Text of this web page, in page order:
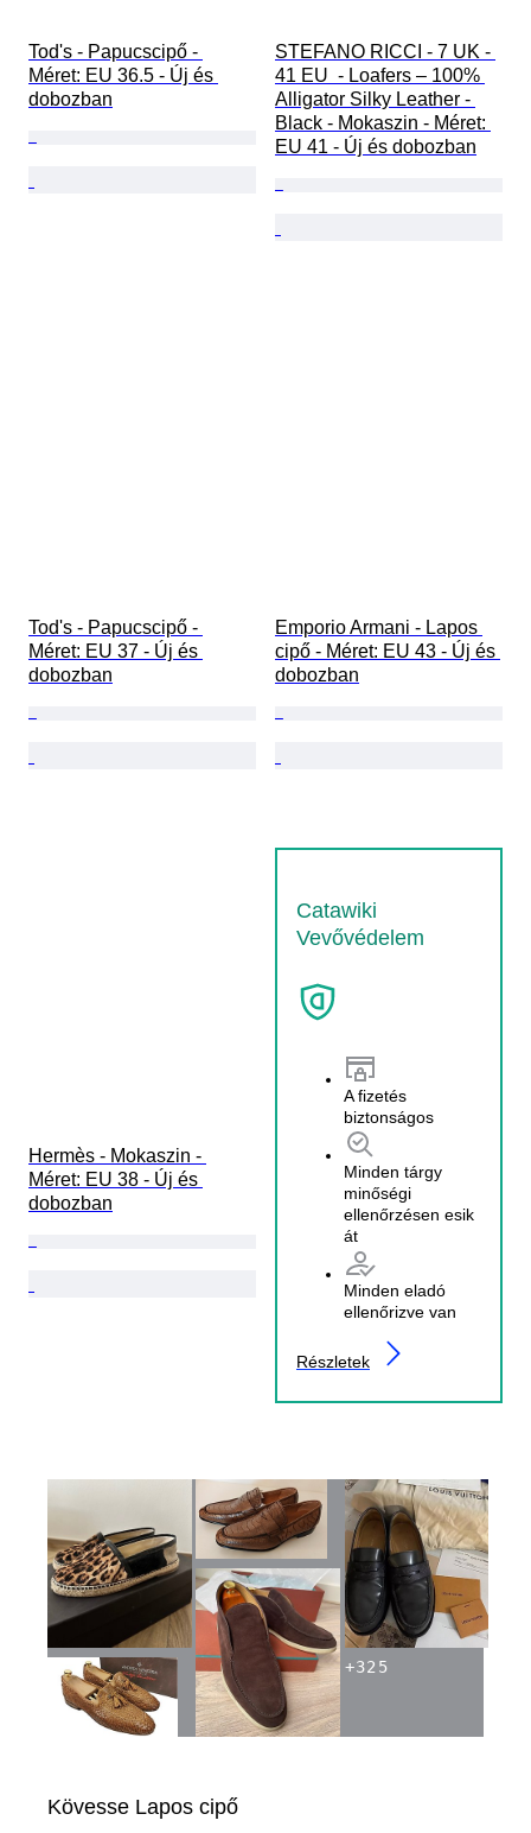
Tod's - Papucscipő -
Méret: EU 36.5 - Új és
dobozban
STEFANO RICCI - 7 UK -
41 EU  - Loafers – 100%
Alligator Silky Leather -
Black - Mokaszin - Méret:
EU 41 - Új és dobozban
Tod's - Papucscipő -
Méret: EU 37 - Új és
dobozban
Emporio Armani - Lapos
cipő - Méret: EU 43 - Új és
dobozban
Hermès - Mokaszin -
Méret: EU 38 - Új és
dobozban
Catawiki
Vevővédelem
A fizetés
biztonságos
Minden tárgy
minőségi
ellenőrzésen esik
át
Minden eladó
ellenőrizve van
Részletek
Kövesse Lapos cipő
+325